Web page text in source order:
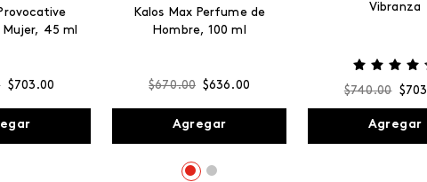
45 ml
$703 .00
Kalos Max Perfume de
Hombre, 100 ml
$670.00 $636 .00
Agregar
Vibranza
$740.00 $703
Agregar